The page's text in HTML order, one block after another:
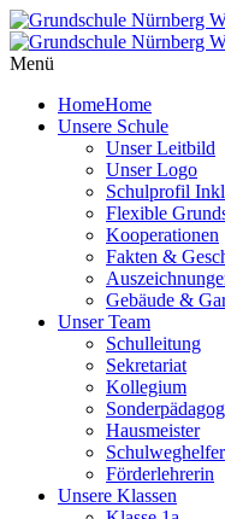
Menü
HomeHome
Unsere Schule
Unser Leitbild
Unser Logo
Schulprofil
Flexible
Kooperationen
Fakten &
Gebäude &
Unser Team
Schulleitung
Sekretariat
Kollegium
Hausmeister
Schulweghelfer
Förderlehrerin
Unsere Klassen